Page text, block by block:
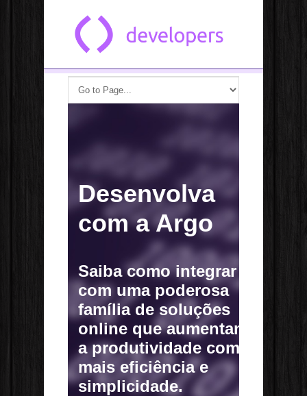
Desenvolva
com a Argo
Saiba como integrar
com uma poderosa
família de soluções
online que aumentam
a produtividade com
mais eficiência e
simplicidade.